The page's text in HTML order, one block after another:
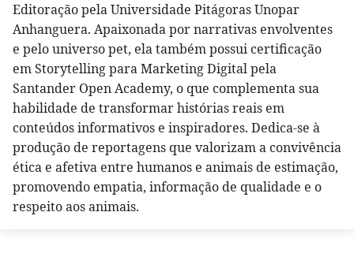
Editoração pela Universidade Pitágoras Unopar
Anhanguera. Apaixonada por narrativas envolventes
e pelo universo pet, ela também possui certificação
em Storytelling para Marketing Digital pela
Santander Open Academy, o que complementa sua
habilidade de transformar histórias reais em
conteúdos informativos e inspiradores. Dedica-se à
produção de reportagens que valorizam a convivência
ética e afetiva entre humanos e animais de estimação,
promovendo empatia, informação de qualidade e o
respeito aos animais.